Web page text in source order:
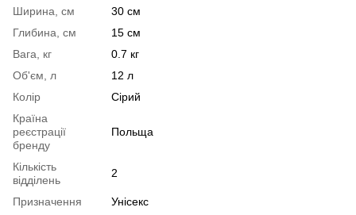
Ширина, см
30 см
Глибина, см
15 см
Вага, кг
0.7 кг
Об'єм, л
12 л
Колір
Сірий
Країна
реєстрації
бренду
Польща
Кількість
відділень
2
Призначення
Унісекс